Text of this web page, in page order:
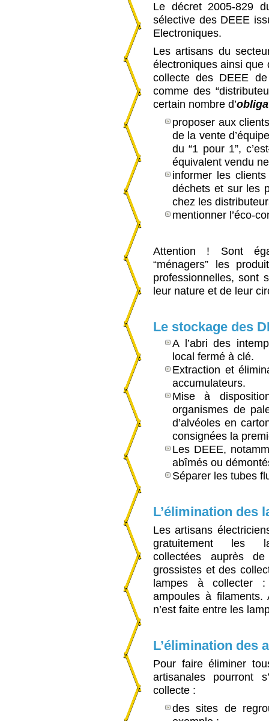
Le décret 2005-829
sélective des DEEE
Electroniques.
Les artisans du
électroniques ainsi que
collecte des DEEE
comme des
certain nombre d’
proposer aux
de la vente
du “1 pour 1”,
équivalent vendu
informer les
déchets et sur les
chez les
mentionner l’éco-
Attention ! Sont
“ménagers” les
professionnelles, sont
leur nature et de leur
Le stockage des
A l’abri des
local fermé à clé.
Extraction et
accumulateurs.
Mise à
organismes de
d’alvéoles en
consignées la
Les DEEE,
abîmés ou
Séparer les tubes
L’élimination des
Les artisans
gratuitement les
collectées auprès
grossistes et des
lampes à collecter
ampoules à filaments.
n’est faite entre les
L’élimination des
Pour faire éliminer
artisanales pourront
collecte :
des sites de